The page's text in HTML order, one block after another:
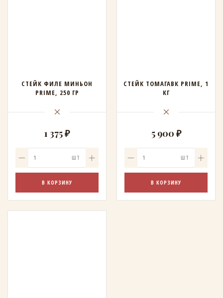
СТЕЙК ФИЛЕ МИНЬОН
PRIME, 250 ГР
1 375 ₽
ШТ
В КОРЗИНУ
СТЕЙК ТОМАГАВК PRIME, 1
КГ
5 900 ₽
ШТ
В КОРЗИНУ